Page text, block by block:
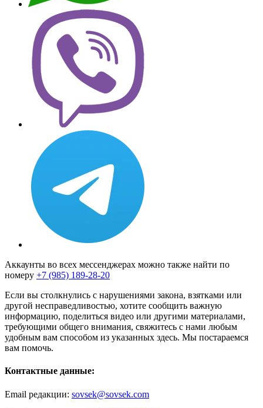
Аккаунты во всех мессенджерах можно также найти по
номеру +7 (985) 189-28-20
Если вы столкнулись с нарушениями закона, взятками или
другой несправедливостью, хотите сообщить важную
информацию, поделиться видео или другими материалами,
требующими общего внимания, свяжитесь с нами любым
удобным вам способом из указанных здесь. Мы постараемся
вам помочь.
Контактные данные:
Email редакции: sovsek@sovsek.com